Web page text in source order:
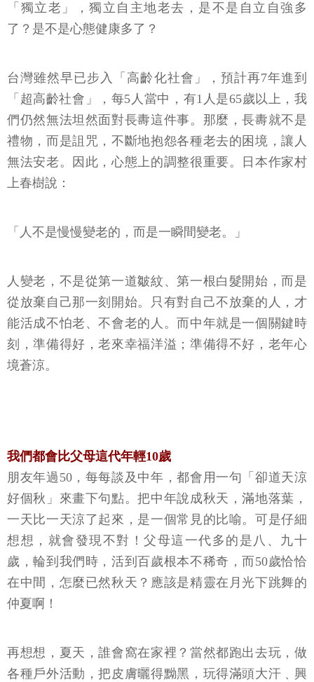
「獨立老」，獨立自主地老去，是不是自立自強多
了？是不是心態健康多了？
台灣雖然早已步入「高齡化社會」，預計再7年進到
「超高齡社會」，每5人當中，有1人是65歲以上，我
們仍然無法坦然面對長夀這件事。那麼，長夀就不是
禮物，而是詛咒，不斷地抱怨各種老去的困境，讓人
無法安老。因此，心態上的調整很重要。日本作家村
上春樹說：
「人不是慢慢變老的，而是一瞬間變老。」
人變老，不是從第一道皺紋、第一根白髮開始，而是
從放棄自己那一刻開始。只有對自己不放棄的人，才
能活成不怕老、不會老的人。而中年就是一個關鍵時
刻，準備得好，老來幸福洋溢；準備得不好，老年心
境蒼涼。
我們都會比父母這代年輕10歲
朋友年過50，每每談及中年，都會用一句「卻道天涼
好個秋」來畫下句點。把中年說成秋天，滿地落葉，
一天比一天涼了起來，是一個常見的比喻。可是仔細
想想，就會發現不對！父母這一代多的是八、九十
歲，輪到我們時，活到百歲根本不稀奇，而50歲恰恰
在中間，怎麼已然秋天？應該是精靈在月光下跳舞的
仲夏啊！
再想想，夏天，誰會窩在家裡？當然都跑出去玩，做
各種戶外活動，把皮膚曬得黝黑，玩得滿頭大汗﹑興